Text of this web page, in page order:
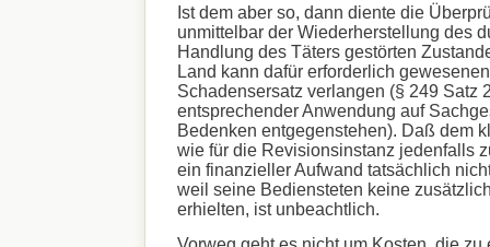
Ist dem aber so, dann diente die
unmittelbar der Wiederherstellung des
Handlung des Täters gestörten
Land kann dafür erforderlich
Schadensersatz verlangen (§ 249 Satz
entsprechender Anwendung auf
Bedenken entgegenstehen). Daß dem
wie für die Revisionsinstanz jedenfalls
ein finanzieller Aufwand tatsächlich
weil seine Bediensteten keine
erhielten, ist unbeachtlich.